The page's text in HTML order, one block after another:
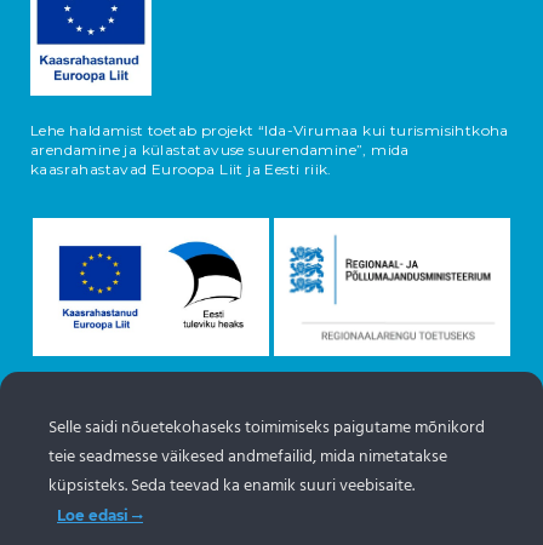
Lehe haldamist toetab projekt “Ida-Virumaa kui turismisihtkoha
arendamine ja külastatavuse suurendamine”, mida
kaasrahastavad Euroopa Liit ja Eesti riik.
Objektide info pärineb Eesti turismiportaalist
www.puhkaeestis.ee
Selle saidi nõuetekohaseks toimimiseks paigutame mõnikord
teie seadmesse väikesed andmefailid, mida nimetatakse
küpsisteks. Seda teevad ka enamik suuri veebisaite.
Loe edasi